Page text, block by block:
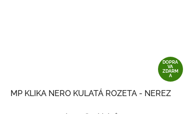
DOPRA
VA
ZDARM
A
MP KLIKA NERO KULATÁ ROZETA - NEREZ